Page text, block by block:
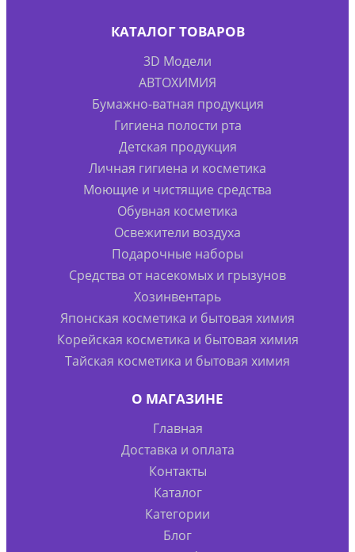
КАТАЛОГ ТОВАРОВ
3D Модели
АВТОХИМИЯ
Бумажно-ватная продукция
Гигиена полости рта
Детская продукция
Личная гигиена и косметика
Моющие и чистящие средства
Обувная косметика
Освежители воздуха
Подарочные наборы
Средства от насекомых и грызунов
Хозинвентарь
Японская косметика и бытовая химия
Корейская косметика и бытовая химия
Тайская косметика и бытовая химия
О МАГАЗИНЕ
Главная
Доставка и оплата
Контакты
Каталог
Категории
Блог